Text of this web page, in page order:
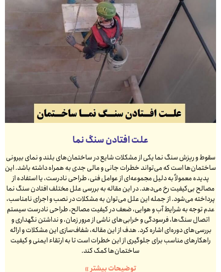
علت افتادن سنگ نما
سقوط و ریزش سنگ نما یکی از مشکلات شایع در ساختمان‌های بلند و نمای بیرونی
ساختمان‌ها است که می‌تواند خطرات جانی و مالی جدی به همراه داشته باشد. این
پدیده معمولاً به دلیل مجموعه‌ای از عوامل فنی، طراحی نادرست، یا استفاده از
مصالح بی‌کیفیت رخ می‌دهد. در این مقاله به بررسی علل مختلف افتادن سنگ نما
پرداخته می‌شود. از جمله این علل می‌توان به مشکلات در نصب و اجرای نامناسب،
عدم توجه به شرایط آب و هوایی، ضعف در کیفیت مصالح، طراحی نادرست سیستم
اتصال سنگ‌ها، فرسودگی و خرابی‌های ناشی از مرور زمان، و نداشتن نگهداری و
بررسی‌های دوره‌ای اشاره کرد. هدف از این مقاله، شفاف‌سازی این مشکلات و ارائه
راهکارهای مناسب برای جلوگیری از این خطرات است تا به ارتقاء ایمنی و کیفیت
ساختمان‌ها کمک کند.
توضیحات بیشتر »